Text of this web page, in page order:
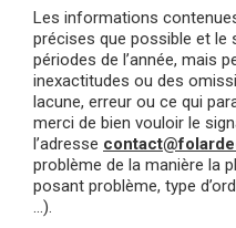
Les informations
précises que possible et
périodes de l’année, mais
inexactitudes ou des
lacune, erreur ou ce qui
merci de bien vouloir le
l’adresse
problème de la manière la
posant problème, type
…).